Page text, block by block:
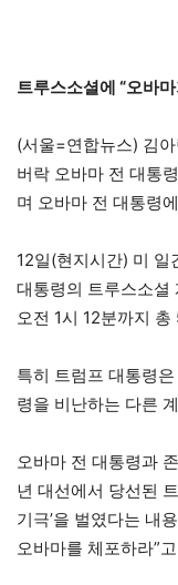
트루스소셜에 “오바
(서울=연합뉴스) 김
버락 오바마 전 대통
며 오바마 전 대통령
12일(현지시간) 미 일
대통령의 트루스소셜
오전 1시 12분까지
특히 트럼프 대통령
령을 비난하는 다른
오바마 전 대통령과
년 대선에서 당선된
기극’을 벌였다는 내
오바마를 체포하라”